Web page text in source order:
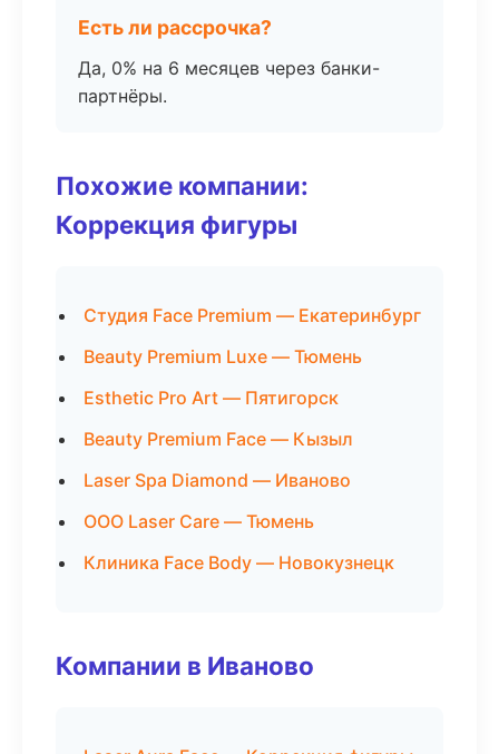
Есть ли рассрочка?
Да, 0% на 6 месяцев через банки-
партнёры.
Похожие компании:
Коррекция фигуры
Студия Face Premium — Екатеринбург
Beauty Premium Luxe — Тюмень
Esthetic Pro Art — Пятигорск
Beauty Premium Face — Кызыл
Laser Spa Diamond — Иваново
ООО Laser Care — Тюмень
Клиника Face Body — Новокузнецк
Компании в Иваново